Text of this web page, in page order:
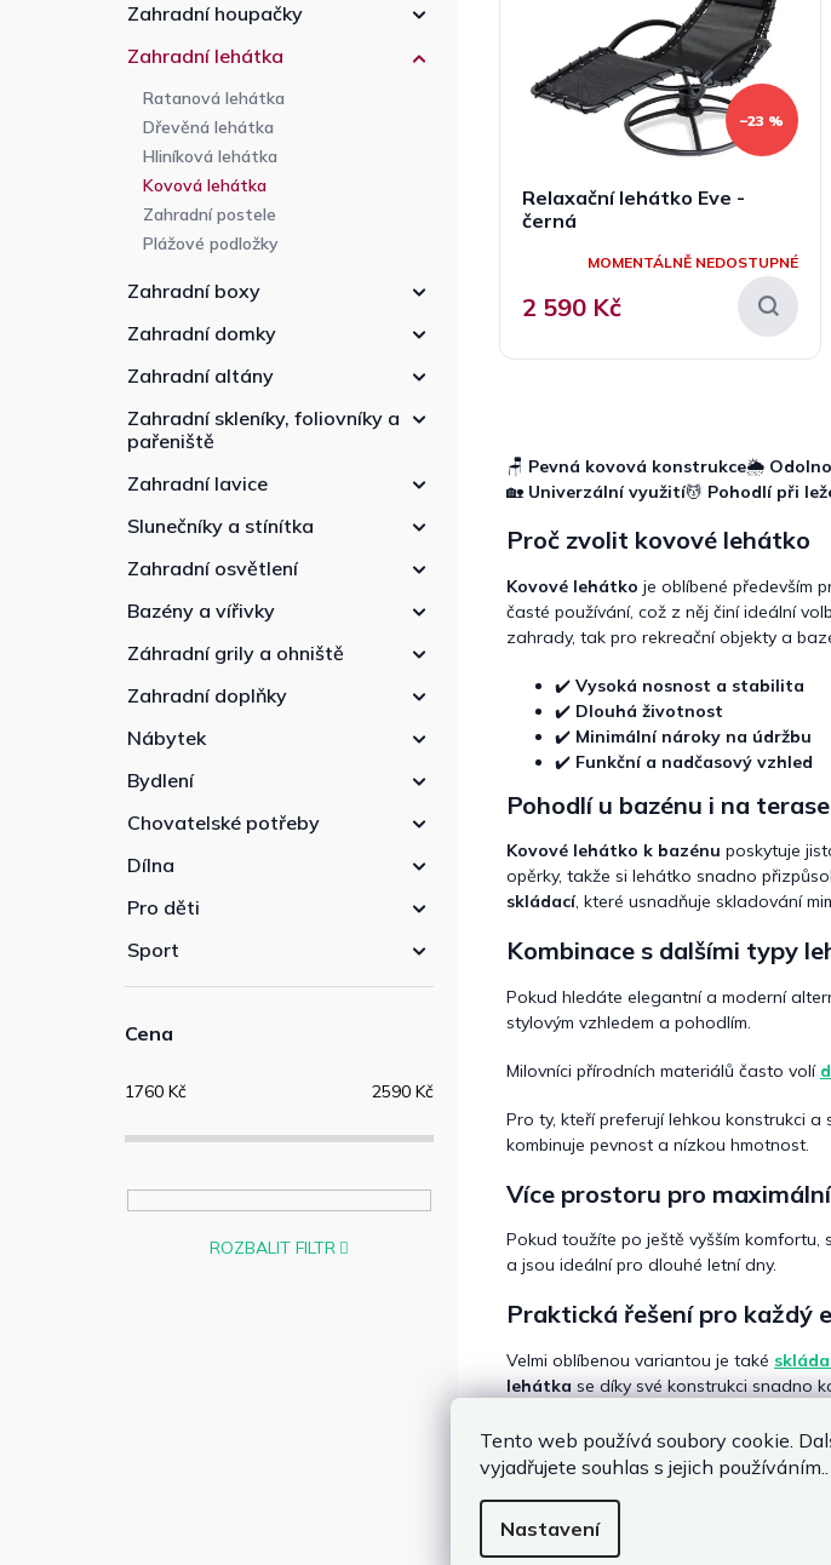
Tento web používá soubory cookie.
vyjadřujete souhlas s jejich
Nastavení
Zahradní houpačky
Zahradní lehátka
Ratanová lehátka
Dřevěná lehátka
Hliníková lehátka
Kovová lehátka
Zahradní postele
Plážové podložky
Zahradní boxy
Zahradní domky
Zahradní altány
Zahradní skleníky, foliovníky a
pařeniště
Zahradní lavice
Slunečníky a stínítka
Zahradní osvětlení
Bazény a vířivky
Záhradní grily a ohniště
Zahradní doplňky
Nábytek
Bydlení
Chovatelské potřeby
Dílna
Pro děti
Sport
Cena
1760 Kč 2590 Kč
ROZBALIT FILTR
–23 %
Relaxační lehátko Eve -
černá
MOMENTÁLNĚ NEDOSTUPNÉ
2 590 Kč
🪑 Pevná kovová konstrukce🌦️
🏡 Univerzální využití💆 Pohodlí při
Proč zvolit kovové lehátko
Kovové lehátko je oblíbené především
časté používání, což z něj činí ideální
zahrady, tak pro rekreační objekty a
✔️ Vysoká nosnost a stabilita
✔️ Dlouhá životnost
✔️ Minimální nároky na údržbu
✔️ Funkční a nadčasový vzhled
Pohodlí u bazénu i na terase
Kovové lehátko k bazénu poskytuje
opěrky, takže si lehátko snadno
skládací, které usnadňuje skladování
Kombinace s dalšími typy
Pokud hledáte elegantní a moderní
stylovým vzhledem a pohodlím.
Milovníci přírodních materiálů často volí
Pro ty, kteří preferují lehkou konstrukci
kombinuje pevnost a nízkou hmotnost.
Více prostoru pro
Pokud toužíte po ještě vyšším komfortu,
a jsou ideální pro dlouhé letní dny.
Praktická řešení pro každý
Velmi oblíbenou variantou je také
lehátkase díky své konstrukci snadno
Jak vybrat správné kovové
📏 Rozměry a nosnost lehátka
🪑Ergonomie a možnost
☀️Odolnost vůči UV záření
🛡️Kvalita kovové konstrukce